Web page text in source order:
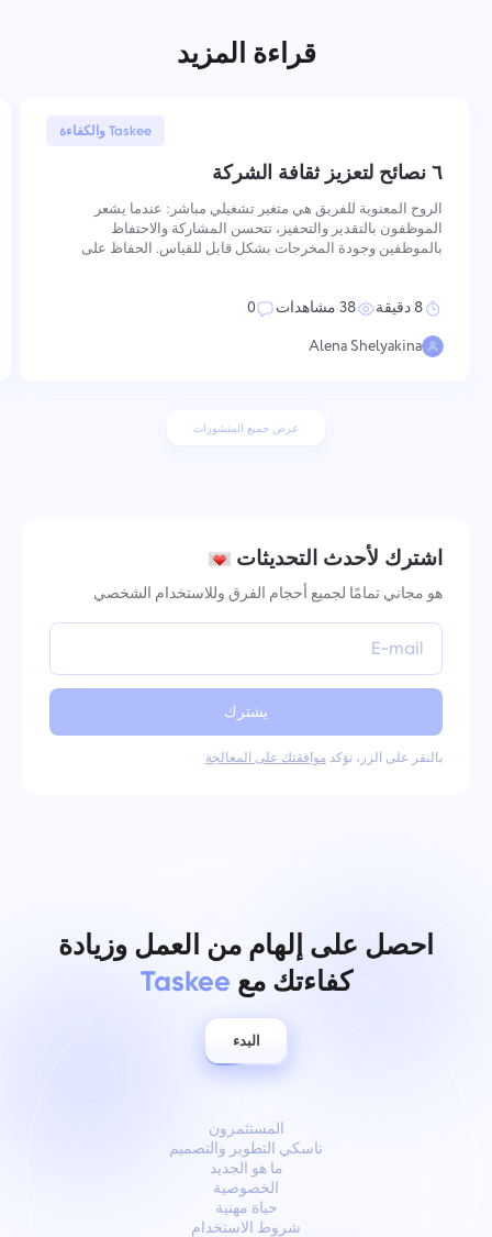
قراءة المزيد
Taskee والكفاءة
30 يناير, 2026
٦ نصائح لتعزيز ثقافة الشركة
الروح المعنوية للفريق هي متغير تشغيلي مباشر: عندما يشعر
الموظفون بالتقدير والتحفيز، تتحسن المشاركة والاحتفاظ
بالموظفين وجودة المخرجات بشكل قابل للقياس. الحفاظ على
التواصل
8 دقيقة 38 مشاهدات
0
Alena Shelyakina
عرض جميع المنشورات
اشترك لأحدث التحديثات
هو مجاني تمامًا لجميع أحجام الفرق وللاستخدام الشخصي
يشترك
بالنقر على الزر، تؤكدموافقتك على المعالجة
احصل على إلهام من العمل وزيادة
كفاءتك مع Taskee
البدء
المستثمرون
تاسكي التطوير والتصميم
ما هو الجديد
الخصوصية
حياة مهنية
شروط الاستخدام